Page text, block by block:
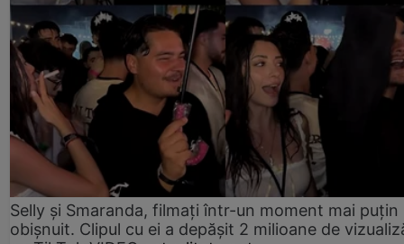
Selly și Smaranda, filmați într-un moment mai puțin
obișnuit. Clipul cu ei a depășit 2 milioane de